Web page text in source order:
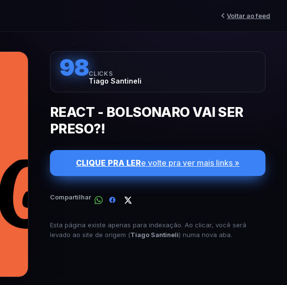
Voltar ao feed
98CLICKS
Tiago Santineli
REACT - BOLSONARO VAI SER
PRESO?!
CLIQUE PRA LERe volte pra ver mais links »
Compartilhar
Esta página existe apenas para indexação. Ao clicar, você será
levado ao site de origem (Tiago Santineli) numa nova aba.